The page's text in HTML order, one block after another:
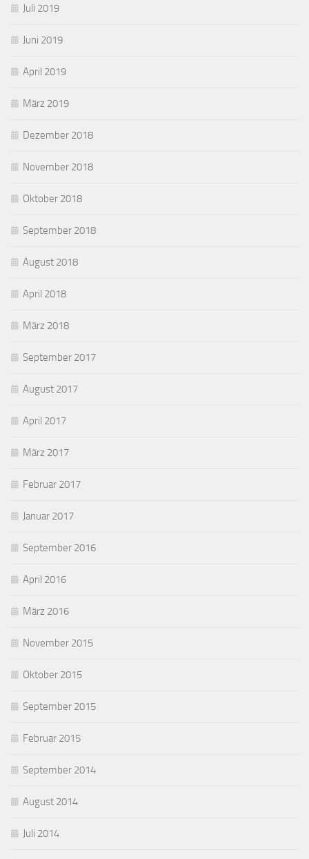
Juli 2019
Juni 2019
April 2019
März 2019
Dezember 2018
November 2018
Oktober 2018
September 2018
August 2018
April 2018
März 2018
September 2017
August 2017
April 2017
März 2017
Februar 2017
Januar 2017
September 2016
April 2016
März 2016
November 2015
Oktober 2015
September 2015
Februar 2015
September 2014
August 2014
Juli 2014